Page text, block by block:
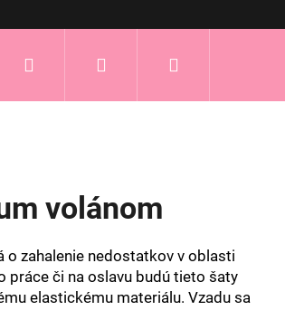
Prihlásenie
volánom
o zahalenie nedostatkov v oblasti
práce či na oslavu budú tieto šaty
elastickému materiálu. Vzadu sa